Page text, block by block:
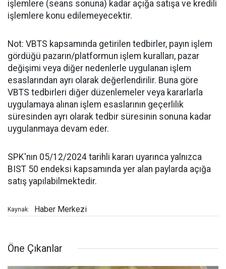
işlemlere (seans sonuna) kadar açığa satışa ve kredili
işlemlere konu edilemeyecektir.
Not: VBTS kapsamında getirilen tedbirler, payın işlem
gördüğü pazarın/platformun işlem kuralları, pazar
değişimi veya diğer nedenlerle uygulanan işlem
esaslarından ayrı olarak değerlendirilir. Buna göre
VBTS tedbirleri diğer düzenlemeler veya kararlarla
uygulamaya alınan işlem esaslarının geçerlilik
süresinden ayrı olarak tedbir süresinin sonuna kadar
uygulanmaya devam eder.
SPK'nın 05/12/2024 tarihli kararı uyarınca yalnızca
BIST 50 endeksi kapsamında yer alan paylarda açığa
satış yapılabilmektedir.
Kaynak: Haber Merkezi
Öne Çıkanlar